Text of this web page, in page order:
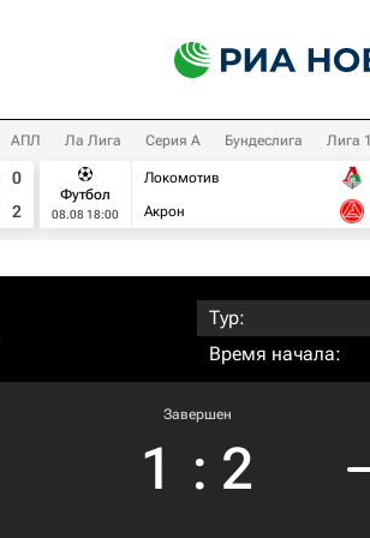
АПЛ Ла Лига Серия А Бундеслига Лига 1
0
2
Футбол
08.08 18:00
Локомотив
Акрон
Тур:
Время начала:
Завершен
1 : 2